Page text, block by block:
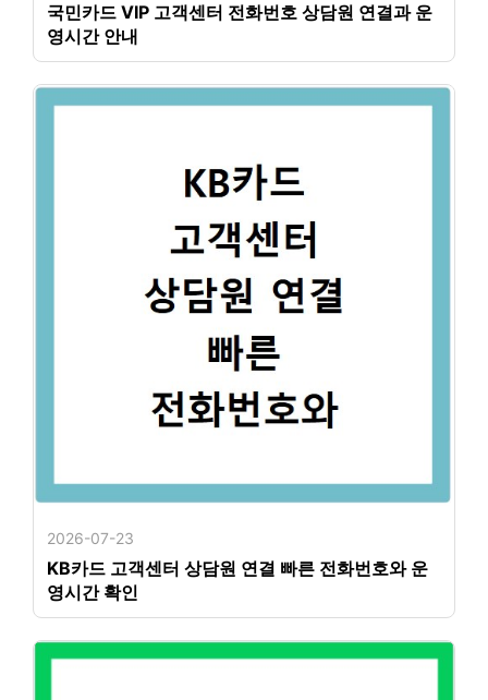
국민카드 VIP 고객센터 전화번호 상담원 연결과 운
영시간 안내
2026-07-23
KB카드 고객센터 상담원 연결 빠른 전화번호와 운
영시간 확인